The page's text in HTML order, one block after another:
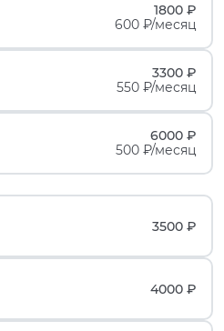
1800 ₽
600 ₽/месяц
3300 ₽
550 ₽/месяц
6000 ₽
500 ₽/месяц
3500 ₽
4000 ₽